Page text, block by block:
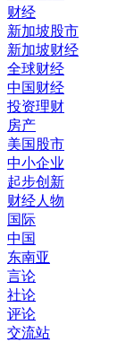
财经
新加坡股市
新加坡财经
全球财经
中国财经
投资理财
房产
美国股市
中小企业
起步创新
财经人物
国际
中国
东南亚
言论
社论
评论
交流站